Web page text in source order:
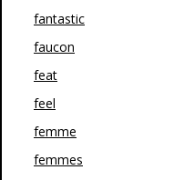
fantastic
faucon
feat
feel
femme
femmes